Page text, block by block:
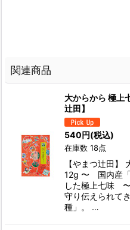
関連商品
大からから 極
辻田】
540円(税込)
在庫数 18点
【やまつ辻田】
12g 〜 国内産「
した極上七味
守り伝えられて
種」。 …